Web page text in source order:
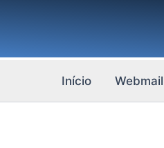
conteúdo
Início Webmail